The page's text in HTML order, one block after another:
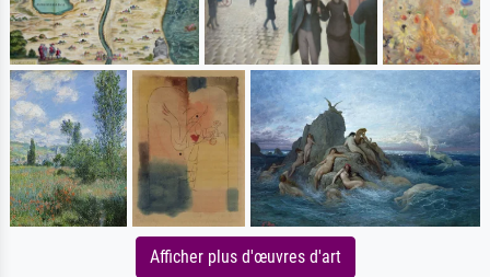
Afficher plus d'œuvres d'art